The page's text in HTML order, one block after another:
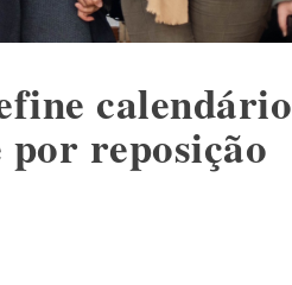
calendário
por reposição